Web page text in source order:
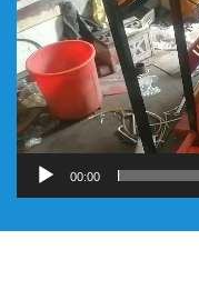
Video
00:00